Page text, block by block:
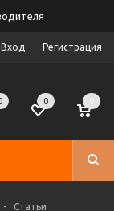
Вход Регистрация
0
- Статьи